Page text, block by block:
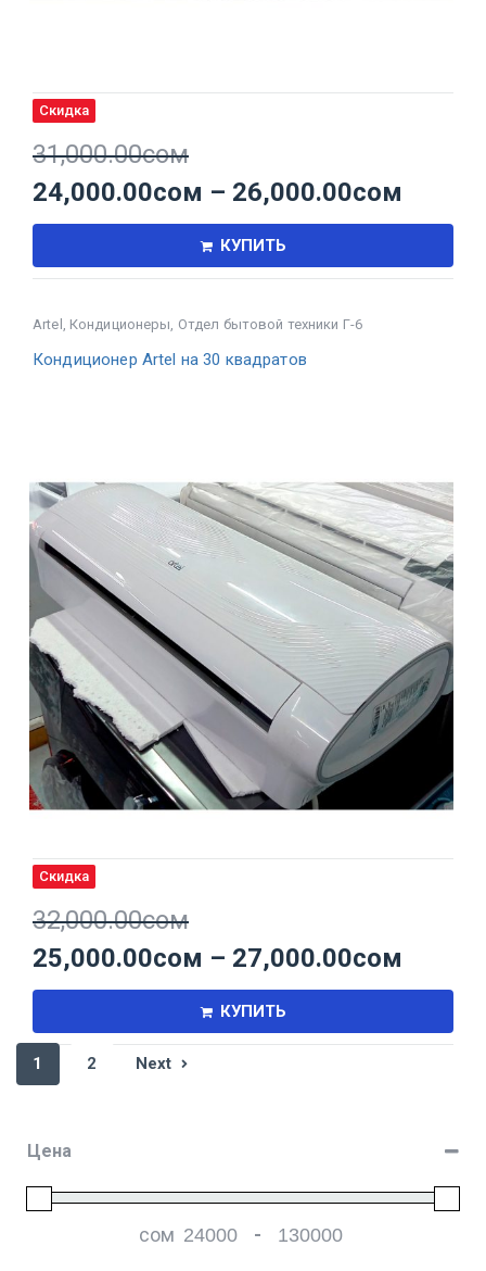
Цена
сом -
Скидка
31,000.00сом
24,000.00сом – 26,000.00сом
КУПИТЬ
Artel Кондиционеры Отдел бытовой техники Г-6
Кондиционер Artel на 30 квадратов
Скидка
32,000.00сом
25,000.00сом – 27,000.00сом
КУПИТЬ
1 2 Next